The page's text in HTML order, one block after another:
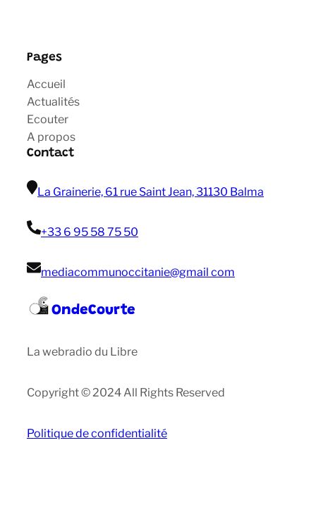
Pages
Accueil
Actualités
Ecouter
A propos
Contact
La Grainerie, 61 rue Saint Jean, 31130 Balma
+33 6 95 58 75 50
mediacommunoccitanie@gmail com
OndeCourte
La webradio du Libre
Copyright © 2024 All Rights Reserved
Politique de confidentialité